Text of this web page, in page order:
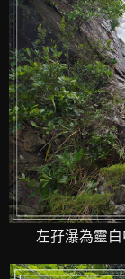
左孖瀑為靈